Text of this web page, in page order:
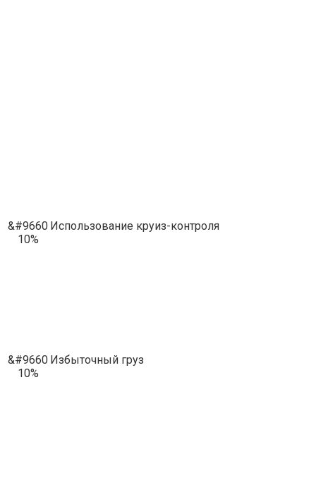
&#9660
10%
Использование круиз-контроля
&#9660
10%
Избыточный груз